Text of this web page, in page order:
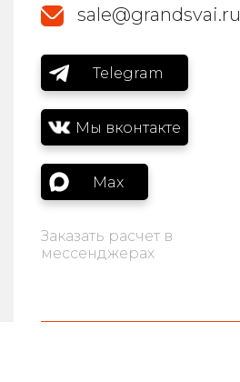
sale@grandsvai.ru
Telegram
Мы вконтакте
Max
Заказать расчет в
мессенджерах